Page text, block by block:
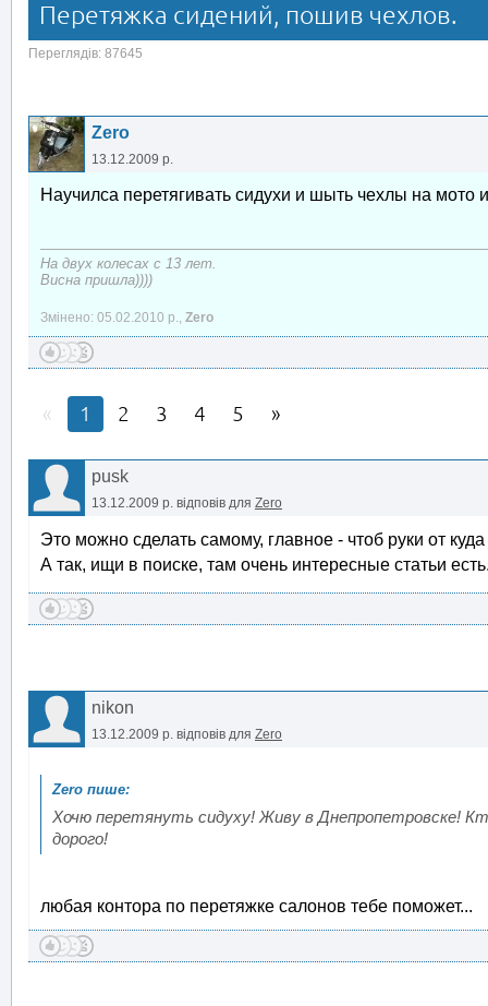
Перетяжка сидений, пошив чехлов.
Переглядів: 87645
Zero
13.12.2009 р.
Научилса перетягивать сидухи и шыть чехлы на мото
На двух колесах с 13 лет.
Висна пришла))))
Змінено: 05.02.2010 р., Zero
1 2 3 4 5
pusk
13.12.2009 р. відповів для Zero
Это можно сделать самому, главное - чтоб руки от
А так, ищи в поиске, там очень интересные статьи
nikon
13.12.2009 р. відповів для Zero
Хочю перетянуть сидуху! Живу в Днепропетровске!
дорого!
любая контора по перетяжке салонов тебе поможет...